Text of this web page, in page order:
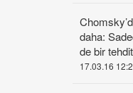
daha:
de bir tehdit
17.03.16